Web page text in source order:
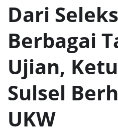
Dari
Berbagai
Ujian,
Sulsel
UKW